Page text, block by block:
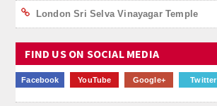
London Sri Selva Vinayagar Temple
FIND US ON SOCIAL MEDIA
Facebook YouTube Google+ Twitter